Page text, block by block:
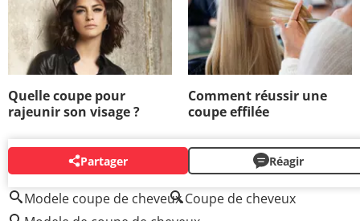
Quelle coupe pour
rajeunir son visage ?
Comment réussir une
coupe effilée
Partager Réagir
AUTOUR DU MÊME SUJET
Modele coupe de cheveux Coupe de cheveux